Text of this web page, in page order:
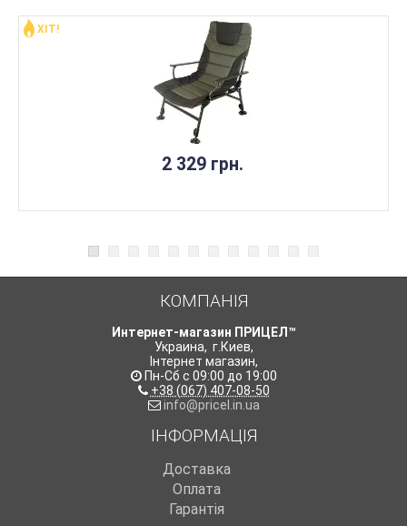
2 329 грн.
ХІТ!
КОМПАНІЯ
Интернет-магазин ПРИЦЕЛ™
Украина, г.Киев,
Інтернет магазин,
Пн-Сб с 09:00 до 19:00
+38 (067) 407-08-50
info@pricel.in.ua
ІНФОРМАЦІЯ
Доставка
Оплата
Гарантія